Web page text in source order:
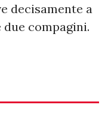
decisamente a
compagini.